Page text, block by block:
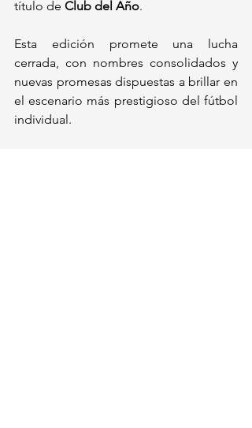
título de Club del Año.
Esta edición promete una lucha
cerrada, con nombres consolidados y
nuevas promesas dispuestas a brillar en
el escenario más prestigioso del fútbol
individual.